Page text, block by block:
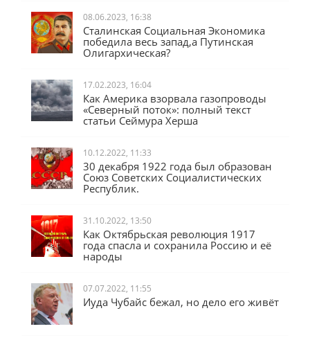
08.06.2023, 16:38
Сталинская Социальная Экономика
победила весь запад,а Путинская
Олигархическая?
17.02.2023, 16:04
Как Америка взорвала газопроводы
«Северный поток»: полный текст
статьи Сеймура Херша
10.12.2022, 11:33
30 декабря 1922 года был образован
Союз Советских Социалистических
Республик.
31.10.2022, 13:50
Как Октябрьская революция 1917
года спасла и сохранила Россию и её
народы
07.07.2022, 11:55
Иуда Чубайс бежал, но дело его живёт